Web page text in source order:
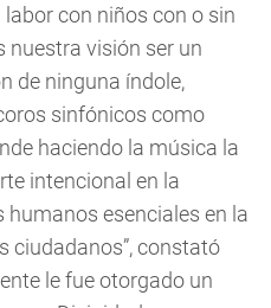
con niños con o sin
nuestra visión ser un
de ninguna índole,
sinfónicos como
haciendo la música la
intencional en la
esenciales en la
ciudadanos”, constató
le fue otorgado un